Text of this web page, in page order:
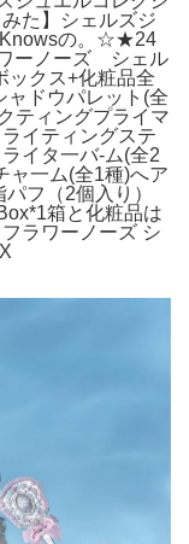
た】シェルズジ
の。☆★24
ーノーズ シェル
ックス+化粧品全
ャドウパレット(全
ティングプライマ
イティングステ
イタ一バ-ム(全2
ャ一ム(全1種)へア
フ（2個入り）
箱と化粧品は
ラワーノーズ シ